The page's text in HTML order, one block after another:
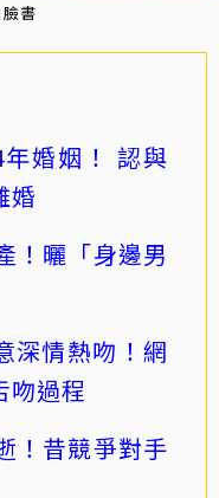
書
婚姻！ 認與
婚
！曬「身邊男
深情熱吻！網
吻過程
！昔競爭對手